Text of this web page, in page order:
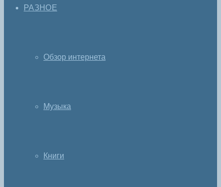
РАЗНОЕ
Обзор интернета
Музыка
Книги